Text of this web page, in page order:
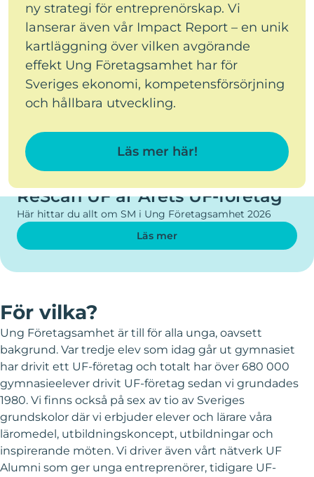
ny strategi för entreprenörskap. Vi
lanserar även vår Impact Report – en unik
kartläggning över vilken avgörande
effekt Ung Företagsamhet har för
Sveriges ekonomi, kompetensförsörjning
och hållbara utveckling.
Läs mer här!
ReScan UF är Årets UF-företag
Här hittar du allt om SM i Ung Företagsamhet 2026
Läs mer
För vilka?
Ung Företagsamhet är till för alla unga, oavsett
bakgrund. Var tredje elev som idag går ut gymnasiet
har drivit ett UF-företag och totalt har över 680 000
gymnasieelever drivit UF-företag sedan vi grundades
1980. Vi finns också på sex av tio av Sveriges
grundskolor där vi erbjuder elever och lärare våra
läromedel, utbildningskoncept, utbildningar och
inspirerande möten. Vi driver även vårt nätverk UF
Alumni som ger unga entreprenörer, tidigare UF-